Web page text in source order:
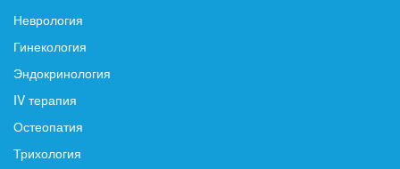
Неврология
Гинекология
Эндокринология
IV терапия
Остеопатия
Трихология